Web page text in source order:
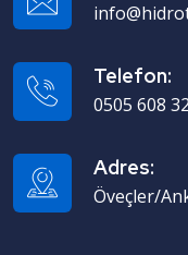
Telefon:
0505 608
Adres:
Öveçler/